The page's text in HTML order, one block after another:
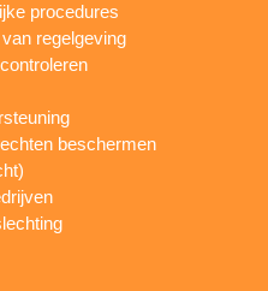
procedures
regelgeving
beschermen